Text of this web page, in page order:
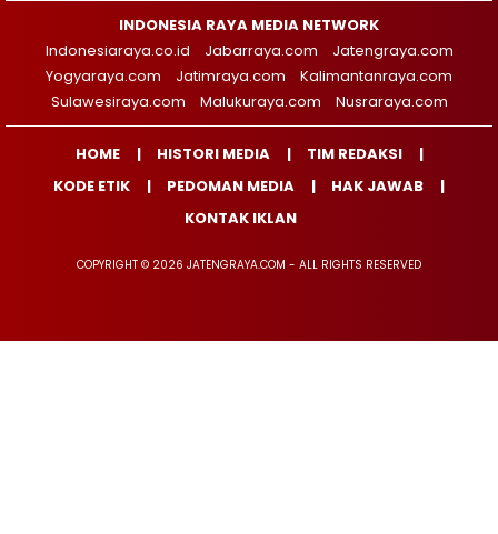
INDONESIA RAYA MEDIA NETWORK
Indonesiaraya.co.id
Jabarraya.com
Jatengraya.com
Yogyaraya.com
Jatimraya.com
Kalimantanraya.com
Sulawesiraya.com
Malukuraya.com Nusraraya.com
HOME HISTORI MEDIA
TIM REDAKSI
KODE ETIK
PEDOMAN MEDIA
HAK JAWAB
KONTAK IKLAN
COPYRIGHT © 2026 JATENGRAYA.COM - ALL RIGHTS RESERVED